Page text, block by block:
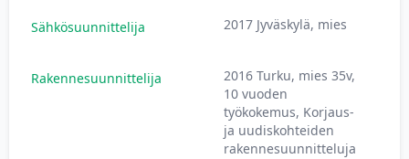
Sähkösuunnittelija 2017 Jyväskylä, mies
Rakennesuunnittelija
2016 Turku, mies 35v,
10 vuoden
työkokemus, Korjaus-
ja uudiskohteiden
rakennesuunnitteluja